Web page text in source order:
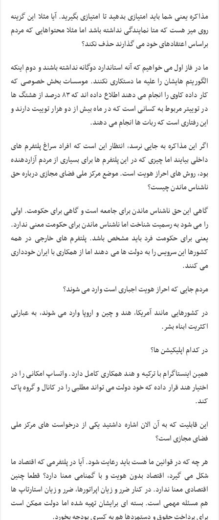
مذاکره یعنی شما باید امتیازی بدهید تا امتیازی بگیرید. آیا مثلا این گزینه
روی میز هست که متا نمایندگی نداشته باشد اما مثلا محتواهایی که مردم
براساس اعتقادهای خود می گذارند حذف نکند؟
ما در فاز اول می خواهیم که آنه استاندارد دوگانه نداشته باشند و دوم اینکه
الگوریتم هایشان را علیه ما دستکاری نکنند. موسسات بخش خصوصی که
کار داده کاوی را انجام می دهند اطلاع داده اند که ۸۳ درصد از هشتگ ها
در توییتر مربوط به کسانی است که در ماه بیش از دو هزار توییت دارند و
این رفتاری است که ربات ها انجام می دهند.
اگر این مذاکره به جایی نرسد، انتظار این است که افراد سراغ پلتفرم های
داخلی بیایند اما چیزی که در این پلتفرم ها برای بسیاری از مردم آزاردهنده
بود، روش های احراز هویت است. موضع مرکز ملی فضای مجازی درباره حق
ناشناس ماندن چیست؟
گاهی این حق ناشناس ماندن برای جامعه است و گاهی برای حکومت. اولی
را می شود به رسمیت شناخت اما ناشناس ماندن برای حکومت معنی ندارد.
یعنی برای حکومت فرد باید مشخص باشد. پلتفرم های خارجی در همه
کشورها این سرویس را به دولت ها می دهند اما از همکاری با ایران خودداری
می کنند.
مردم جایی که احراز هویت اجباری است وارد می شوند؟
در کشورهایی مانند آمریکا، هند و چین و اروپا وارد می شوند، به عبارتی
اکثریت ابناء بشر.
در کدام اپلیکیشن ها؟
همین اینستاگرام با ترکیه و هند همکاری کامل دارد. واتساپ امکانی را در
اختیار هند قرار داده که خود دولت می تواند مطلبی را در کانال و گروه پاک
کند.
این قابلیت که به آن الان اشاره داشتید یکی از درخواست های مرکز ملی
فضای مجازی است؟
هر چه که در قوانین ما هست باید رعایت شود. آیا در پلتفرمی که اقتصاد ما
شکل می گیرد، اقتصاد بدون هویت و با گمنامی معنا دارد؟ قطعا چنین
اقتصادی معنا ندارد. در کنار ضرر و زیان اپراتورها، ضرر و زیان استارتاپ ها
هم مسئله مهمی است. بسته ای برایشان تهیه شده اما دولت ممکن است
برای پرداخت حقوق و دستمزدها هم به کسری بودجه بخورد.